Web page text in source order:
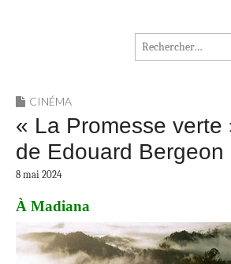
Rechercher :
CINÉMA
« La Promesse verte
de Edouard Bergeon
8 mai 2024
À Madiana